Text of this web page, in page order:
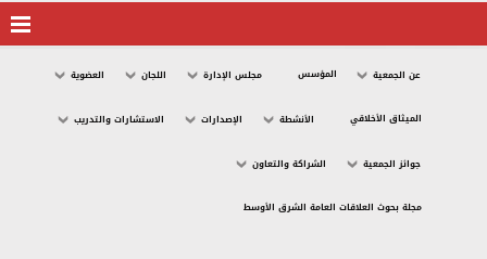
عن الجمعية المؤسس مجلس الإدارة اللجان العضوية
الميثاق الأخلاقي الأنشطة الإصدارات الاستشارات والتدريب
جوائز الجمعية الشراكة والتعاون
مجلة بحوث العلاقات العامة الشرق الأوسط